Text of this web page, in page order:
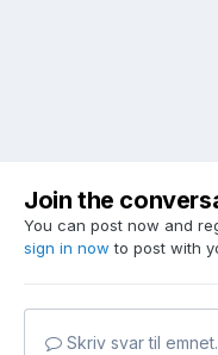
Join the
You can post now and
sign in now to post with
Skriv svar til